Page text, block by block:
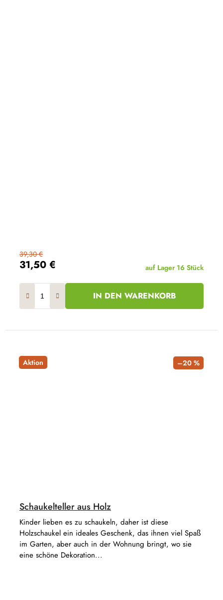
31,50 €
39,30 €
auf Lager 16 Stück
IN DEN WARENKORB
Aktion –20 %
Schaukelteller aus Holz
Kinder lieben es zu schaukeln, daher ist diese
Holzschaukel ein ideales Geschenk, das ihnen viel Spaß
im Garten, aber auch in der Wohnung bringt, wo sie
eine schöne Dekoration...